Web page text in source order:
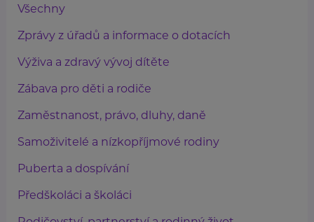
Všechny
Zprávy z úřadů a informace o dotacích
Výživa a zdravý vývoj dítěte
Zábava pro děti a rodiče
Zaměstnanost, právo, dluhy, daně
Samoživitelé a nízkopříjmové rodiny
Puberta a dospívání
Předškoláci a školáci